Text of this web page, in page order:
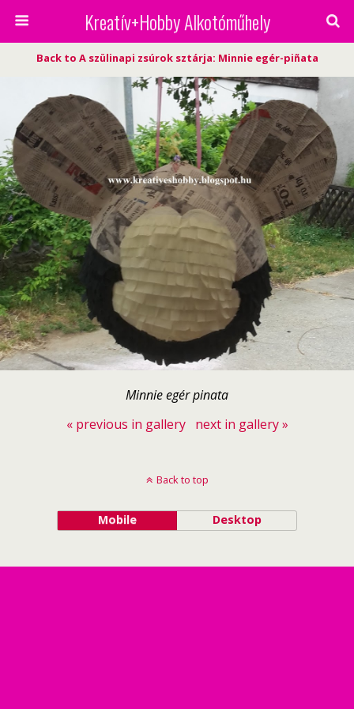
Kreatív+Hobby Alkotóműhely
Back to A szülinapi zsúrok sztárja: Minnie egér-piñata
Minnie egér pinata
« previous in gallery
next in gallery »
Back to top
Mobile Desktop